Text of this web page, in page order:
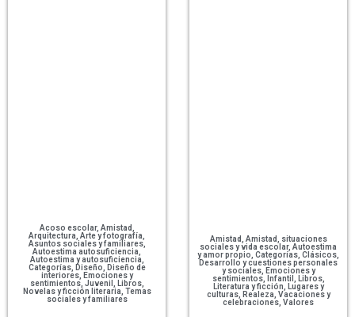
Acoso escolar, Amistad
Arquitectura Arte y fotografía
Asuntos sociales y familiares,
Autoestima autosuficiencia
Autoestima y autosuficiencia
Categorías, Diseño
Diseño de
interiores,
Emociones y
sentimientos, Juvenil Libros,
Novelas y ficción literaria Temas
sociales y familiares
Amistad
Amistad, situaciones
sociales y vida escolar, Autoestima
y amor propio Categorías Clásicos
Desarrollo y cuestiones personales
y sociales,
Emociones y
sentimientos, Infantil Libros,
Literatura y ficción
Lugares y
culturas, Realeza Vacaciones y
celebraciones Valores